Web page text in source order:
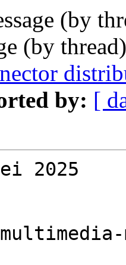
(by
(by
by: [
2025